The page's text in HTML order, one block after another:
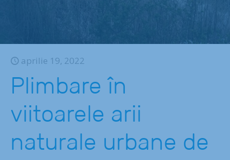
aprilie 19, 2022
Plimbare în
viitoarele arii
naturale urbane de